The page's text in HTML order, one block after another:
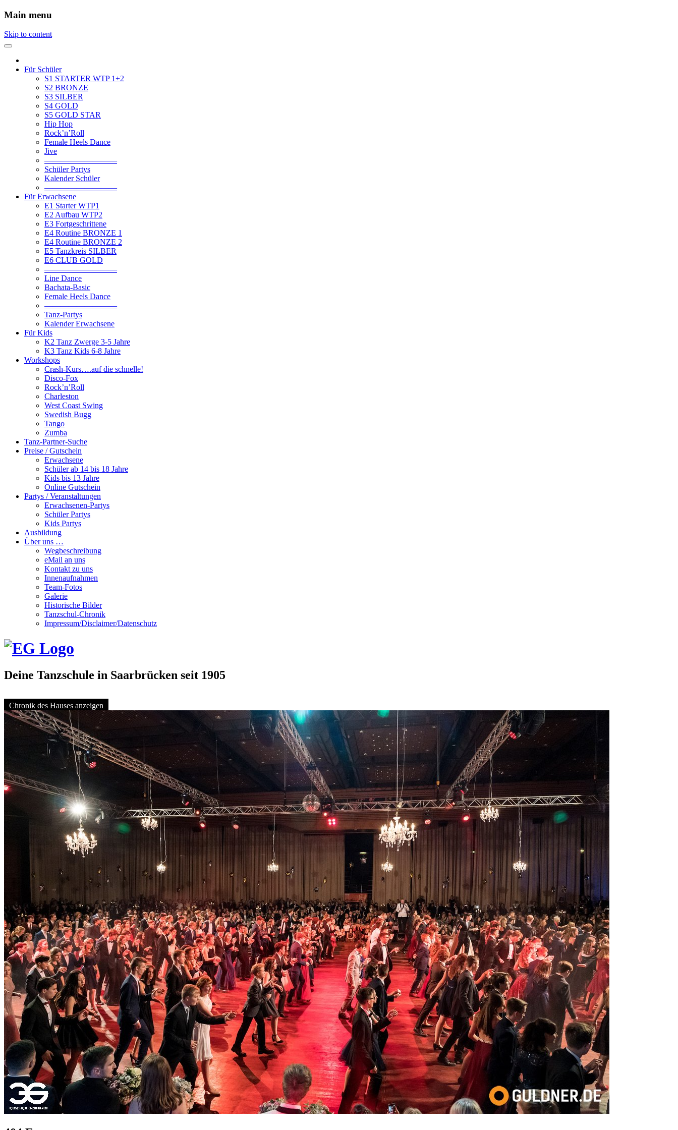
Main menu
Skip to content
Für Schüler
S1 STARTER WTP 1+2
S2 BRONZE
S3 SILBER
S4 GOLD
S5 GOLD STAR
Hip Hop
Rock’n’Roll
Female Heels Dance
Jive
—————————
Schüler Partys
Kalender Schüler
—————————
Für Erwachsene
E1 Starter WTP1
E2 Aufbau WTP2
E3 Fortgeschrittene
E4 Routine BRONZE 1
E4 Routine BRONZE 2
E5 Tanzkreis SILBER
E6 CLUB GOLD
—————————
Line Dance
Bachata-Basic
Female Heels Dance
—————————
Tanz-Partys
Kalender Erwachsene
Für Kids
K2 Tanz Zwerge 3-5 Jahre
K3 Tanz Kids 6-8 Jahre
Workshops
Crash-Kurs….auf die schnelle!
Disco-Fox
Rock’n’Roll
Charleston
West Coast Swing
Swedish Bugg
Tango
Zumba
Tanz-Partner-Suche
Preise / Gutschein
Erwachsene
Schüler ab 14 bis 18 Jahre
Kids bis 13 Jahre
Online Gutschein
Partys / Veranstaltungen
Erwachsenen-Partys
Schüler Partys
Kids Partys
Ausbildung
Über uns …
Wegbeschreibung
eMail an uns
Kontakt zu uns
Innenaufnahmen
Team-Fotos
Galerie
Historische Bilder
Tanzschul-Chronik
Impressum/Disclaimer/Datenschutz
Deine Tanzschule in Saarbrücken seit 1905
Chronik des Hauses anzeigen